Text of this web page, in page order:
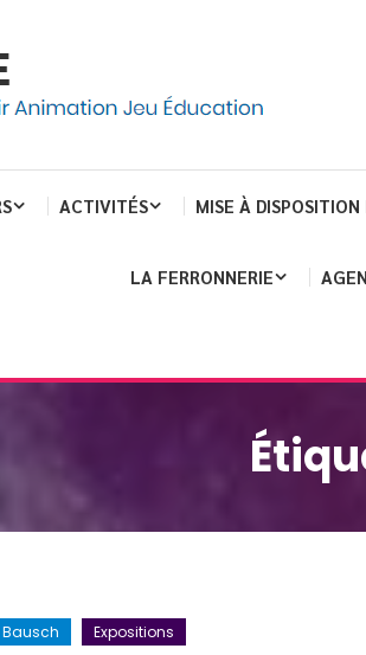
ACTIVITÉS MISE À
LA FERRONNERIE
Bausch Expositions